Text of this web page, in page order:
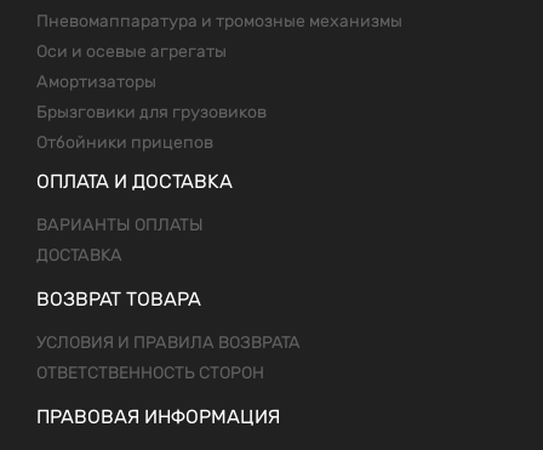
Пневомаппаратура и тромозные механизмы
Оси и осевые агрегаты
Амортизаторы
Брызговики для грузовиков
Отбойники прицепов
ОПЛАТА И ДОСТАВКА
ВАРИАНТЫ ОПЛАТЫ
ДОСТАВКА
ВОЗВРАТ ТОВАРА
УСЛОВИЯ И ПРАВИЛА ВОЗВРАТА
ОТВЕТСТВЕННОСТЬ СТОРОН
ПРАВОВАЯ ИНФОРМАЦИЯ